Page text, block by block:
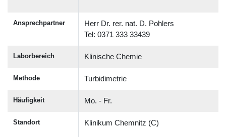
Ansprechpartner
Herr Dr. rer. nat. D. Pohlers
Tel: 0371 333 33439
Laborbereich Klinische Chemie
Methode Turbidimetrie
Häufigkeit Mo. - Fr.
Standort Klinikum Chemnitz (C)